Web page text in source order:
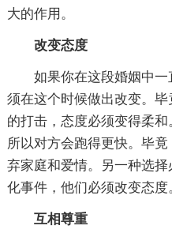
大的作用。
改变态度
如果你在这段婚姻中
须在这个时候做出改变。
的打击，态度必须变得柔和
所以对方会跑得更快。毕
弃家庭和爱情。另一种选
化事件，他们必须改变态度
互相尊重